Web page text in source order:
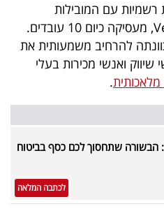
עם המובילות
הטכנולוגיות Docker ו-Vercel, מעסיקה כיום 10 עובדים.
להרחיב משמעותית את
שיווק ואנשי מכירות בעלי
מלאכותית.
לכתבה המלאה